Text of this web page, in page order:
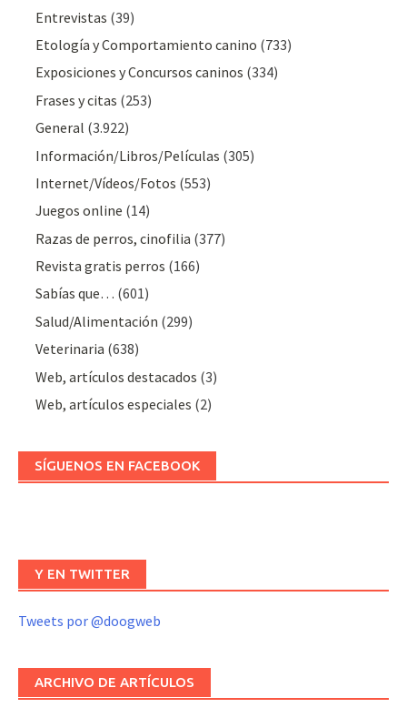
Entrevistas (39)
Etología y Comportamiento canino (733)
Exposiciones y Concursos caninos (334)
Frases y citas (253)
General (3.922)
Información/Libros/Películas (305)
Internet/Vídeos/Fotos (553)
Juegos online (14)
Razas de perros, cinofilia (377)
Revista gratis perros (166)
Sabías que… (601)
Salud/Alimentación (299)
Veterinaria (638)
Web, artículos destacados (3)
Web, artículos especiales (2)
SÍGUENOS EN FACEBOOK
Y EN TWITTER
Tweets por @doogweb
ARCHIVO DE ARTÍCULOS